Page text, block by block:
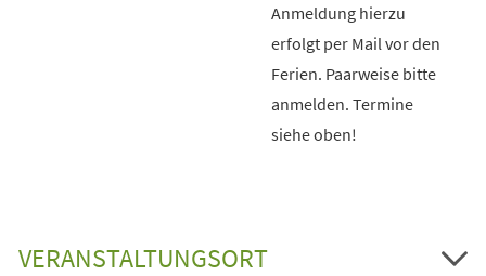
Anmeldung hierzu
erfolgt per Mail vor den
Ferien. Paarweise bitte
anmelden. Termine
siehe oben!
VERANSTALTUNGSORT